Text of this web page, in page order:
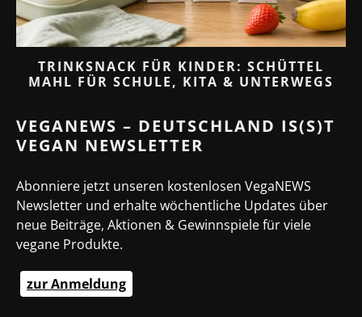
TRINKSNACK FÜR KINDER: SCHÜTTEL
MAHL FÜR SCHULE, KITA & UNTERWEGS
VEGANEWS – DEUTSCHLAND IS(S)T
VEGAN NEWSLETTER
Abonniere jetzt unseren kostenlosen VegaNEWS
Newsletter und erhalte wöchentliche Updates über
neue Beiträge, Aktionen & Gewinnspiele für viele
vegane Produkte.
zur Anmeldung